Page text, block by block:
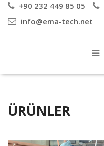
+90 232 449 85 05
info@ema-tech.net
ÜRÜNLER